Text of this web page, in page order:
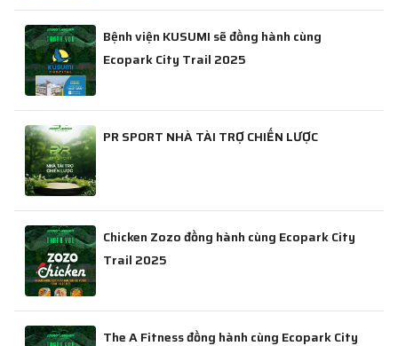
Bệnh viện KUSUMI sẽ đồng hành cùng
Ecopark City Trail 2025
PR SPORT NHÀ TÀI TRỢ CHIẾN LƯỢC
Chicken Zozo đồng hành cùng Ecopark City
Trail 2025
The A Fitness đồng hành cùng Ecopark City